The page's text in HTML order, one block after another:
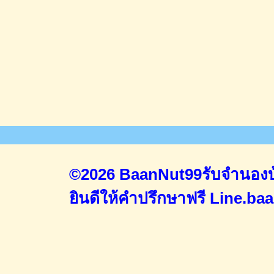
©2026 BaanNut99รับจำนอ
ยินดีให้คำปรึกษาฟรี